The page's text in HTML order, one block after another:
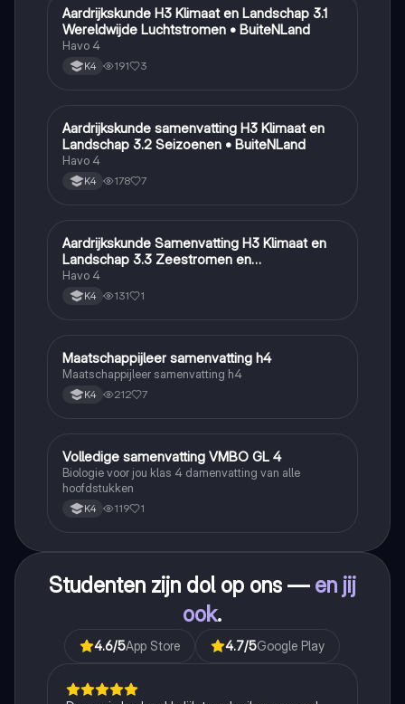
Aardrijkskunde
Aardrijkskunde H3 Klimaat en Landschap 3.1
Wereldwijde Luchtstromen • BuiteNLand
Havo 4
K4 191 3
Aardrijkskunde
Aardrijkskunde samenvatting H3 Klimaat en
Landschap 3.2 Seizoenen • BuiteNLand
Havo 4
K4 178 7
Aardrijkskunde
Aardrijkskunde Samenvatting H3 Klimaat en
Landschap 3.3 Zeestromen en
Klimaatgebieden • BuiteNLand
Havo 4
K4 131 1
Maatschappijleer
Maatschappijleer samenvatting h4
Maatschappijleer samenvatting h4
K4 212 7
Biologie
Volledige samenvatting VMBO GL 4
Biologie voor jou klas 4 damenvatting van alle
hoofdstukken
K4 119 1
Studenten zijn dol op ons — en jij
ook.
4.6/5App Store 4.7/5Google Play